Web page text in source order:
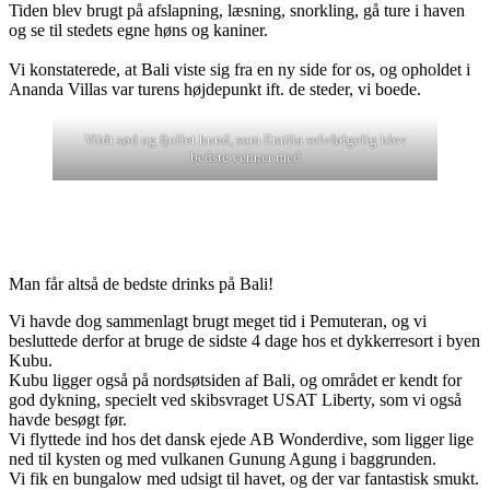
Tiden blev brugt på afslapning, læsning, snorkling, gå ture i haven
og se til stedets egne høns og kaniner.
Vi konstaterede, at Bali viste sig fra en ny side for os, og opholdet i
Ananda Villas var turens højdepunkt ift. de steder, vi boede.
Vildt sød og fjollet hund, som Emilia selvfølgelig blev
bedste venner med
Man får altså de bedste drinks på Bali!
Vi havde dog sammenlagt brugt meget tid i Pemuteran, og vi
besluttede derfor at bruge de sidste 4 dage hos et dykkerresort i byen
Kubu.
Kubu ligger også på nordsøtsiden af Bali, og området er kendt for
god dykning, specielt ved skibsvraget USAT Liberty, som vi også
havde besøgt før.
Vi flyttede ind hos det dansk ejede AB Wonderdive, som ligger lige
ned til kysten og med vulkanen Gunung Agung i baggrunden.
Vi fik en bungalow med udsigt til havet, og der var fantastisk smukt.